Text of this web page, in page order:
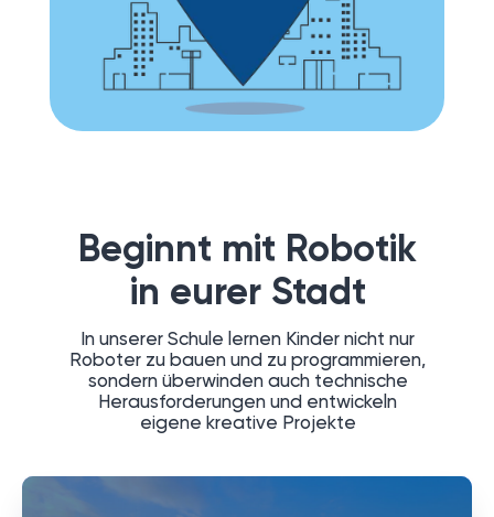
Beginnt mit Robotik
in eurer Stadt
In unserer Schule lernen Kinder nicht nur
Roboter zu bauen und zu programmieren,
sondern überwinden auch technische
Herausforderungen und entwickeln
eigene kreative Projekte